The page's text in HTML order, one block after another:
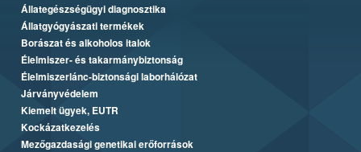
Állategészségügyi diagnosztika
Állatgyógyászati termékek
Borászat és alkoholos italok
Élelmiszer- és takarmánybiztonság
Élelmiszerlánc-biztonsági laborhálózat
Járványvédelem
Kiemelt ügyek, EUTR
Kockázatkezelés
Mezőgazdasági genetikai erőforrások